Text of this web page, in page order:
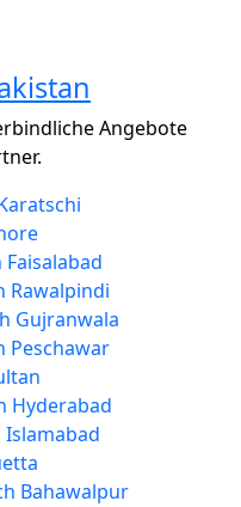
Angebote
Rawalpindi
Gujranwala
Peschawar
Hyderabad
Bahawalpur